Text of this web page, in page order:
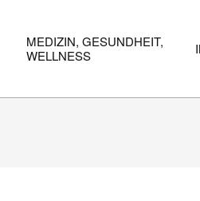
MEDIZIN, GESUNDHEIT,
WELLNESS